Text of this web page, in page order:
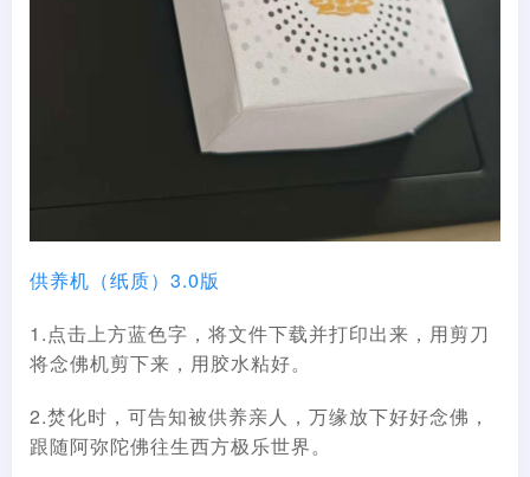
供养机（纸质）3.0版
1.点击上方蓝色字，将文件下载并打印出来，用剪刀
将念佛机剪下来，用胶水粘好。
2.焚化时，可告知被供养亲人，万缘放下好好念佛，
跟随阿弥陀佛往生西方极乐世界。